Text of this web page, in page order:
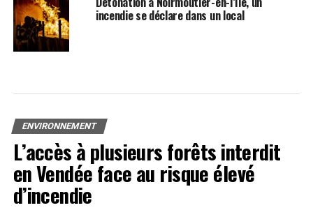
incendie se déclare dans un local
ENVIRONNEMENT
L’accès à plusieurs forêts interdit
en Vendée face au risque élevé
d’incendie